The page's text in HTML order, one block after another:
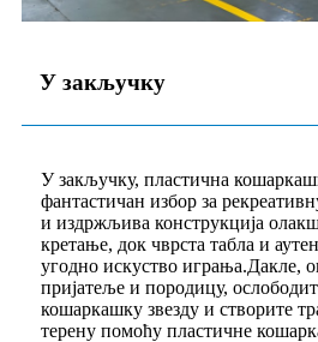
У закључку
У закључку, пластична
фантастичан избор за
и издржљива конструкција
кретање, док чврста табла и
угодно искуство играња.Дакле,
пријатеље и породицу,
кошаркашку звезду и створите
терену помоћу пластичне